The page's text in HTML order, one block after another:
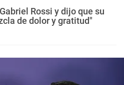
Rossi y dijo que su
de dolor y gratitud"